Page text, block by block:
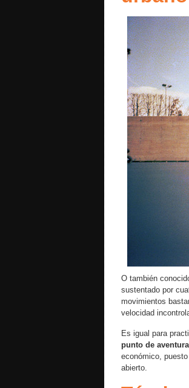
O también
sustentado por
movimientos
velocidad
Es igual para
punto de aventura
económico,
abierto.